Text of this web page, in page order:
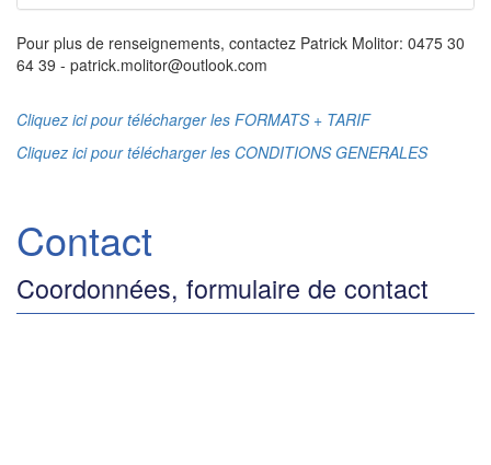
Pour plus de renseignements, contactez Patrick Molitor: 0475 30
64 39 - patrick.molitor@outlook.com
Cliquez ici pour télécharger les FORMATS + TARIF
Cliquez ici pour télécharger les CONDITIONS GENERALES
Contact
Coordonnées, formulaire de contact